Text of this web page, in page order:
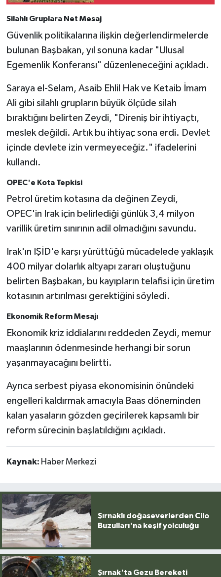
Silahlı Gruplara Net Mesaj
Güvenlik politikalarına ilişkin değerlendirmelerde
bulunan Başbakan, yıl sonuna kadar "Ulusal
Egemenlik Konferansı" düzenleneceğini açıkladı.
Saraya el-Selam, Asaib Ehlil Hak ve Ketaib İmam
Ali gibi silahlı grupların büyük ölçüde silah
bıraktığını belirten Zeydi, "Direniş bir ihtiyaçtı,
meslek değildi. Artık bu ihtiyaç sona erdi. Devlet
içinde devlete izin vermeyeceğiz." ifadelerini
kullandı.
OPEC'e Kota Tepkisi
Petrol üretim kotasına da değinen Zeydi,
OPEC'in Irak için belirlediği günlük 3,4 milyon
varillik üretim sınırının adil olmadığını savundu.
Irak'ın IŞİD'e karşı yürüttüğü mücadelede yaklaşık
400 milyar dolarlık altyapı zararı oluştuğunu
belirten Başbakan, bu kayıpların telafisi için üretim
kotasının artırılması gerektiğini söyledi.
Ekonomik Reform Mesajı
Ekonomik kriz iddialarını reddeden Zeydi, memur
maaşlarının ödenmesinde herhangi bir sorun
yaşanmayacağını belirtti.
Ayrıca serbest piyasa ekonomisinin önündeki
engelleri kaldırmak amacıyla Baas döneminden
kalan yasaların gözden geçirilerek kapsamlı bir
reform sürecinin başlatıldığını açıkladı.
Kaynak: Haber Merkezi
Şırnaklı doğaseverlerden Cilo
Buzulları'na keşif yolculuğu
Şırnak'ta Gezu Bereketi